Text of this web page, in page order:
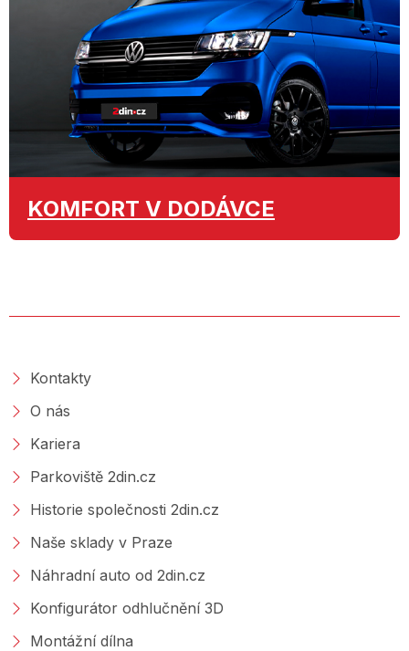
KOMFORT V DODÁVCE
Kontakty
O nás
Kariera
Parkoviště 2din.cz
Historie společnosti 2din.cz
Naše sklady v Praze
Náhradní auto od 2din.cz
Konfigurátor odhlučnění 3D
Montážní dílna